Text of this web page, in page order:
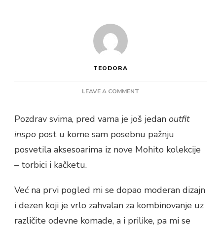
TEODORA
LEAVE A COMMENT
2021
–
OF
Pozdrav svima, pred vama je još jedan outfit
inspo post u kome sam posebnu pažnju
posvetila aksesoarima iz nove Mohito kolekcije
– torbici i kačketu.
Već na prvi pogled mi se dopao moderan dizajn
i dezen koji je vrlo zahvalan za kombinovanje uz
različite odevne komade, a i prilike, pa mi se